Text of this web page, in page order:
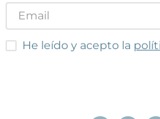
He leído y acepto las
He leído y acepto la